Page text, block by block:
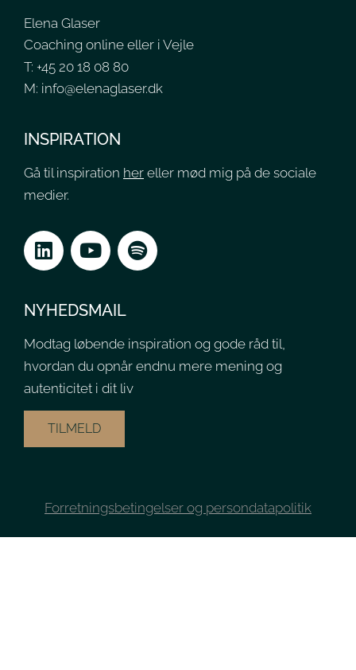
Elena Glaser
Coaching online eller i Vejle
T: +45 20 18 08 80
M: info@elenaglaser.dk
INSPIRATION
Gå til inspiration her eller mød mig på de sociale
medier.
NYHEDSMAIL
Modtag løbende inspiration og gode råd til,
hvordan du opnår endnu mere mening og
autenticitet i dit liv
TILMELD
Forretningsbetingelser og persondatapolitik